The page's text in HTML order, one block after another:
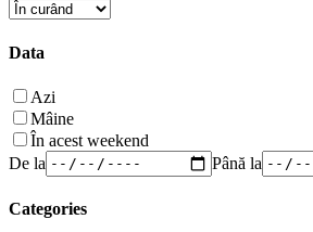
Data
Azi
Mâine
În acest weekend
De la
Până la
Categories